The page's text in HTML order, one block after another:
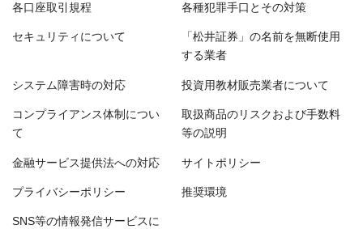
各口座取引規程 各種犯罪手口とその対策
セキュリティについて 「松井証券」の名前を無断使用
する業者
システム障害時の対応 投資用教材販売業者について
コンプライアンス体制につい
て
取扱商品のリスクおよび手数料
等の説明
金融サービス提供法への対応 サイトポリシー
プライバシーポリシー 推奨環境
SNS等の情報発信サービスに